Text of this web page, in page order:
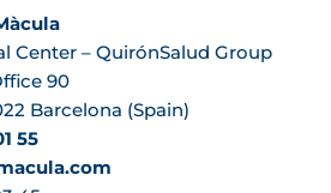
Center – QuirónSalud Group
90
Barcelona (Spain)
55